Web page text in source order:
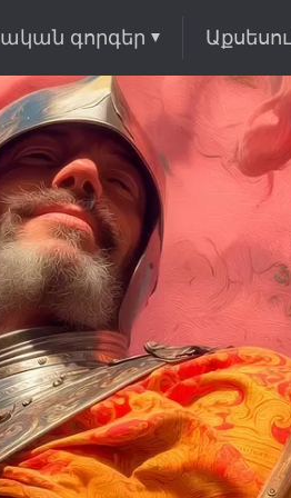
գորգեր